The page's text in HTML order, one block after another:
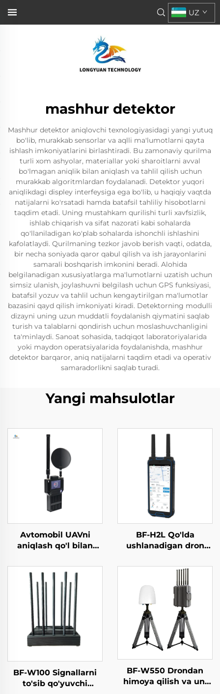
UZ
mashhur detektor
Mashhur detektor aniqlovchi texnologiyasidagi yangi yutuq
bo'lib, murakkab sensorlar va aqlli ma'lumotlarni qayta
ishlash imkoniyatlarini birlashtiradi. Bu zamonaviy qurilma
turli xom ashyolar, materiallar yoki sharoitlarni avval
bo'lmagan aniqlik bilan aniqlash va tahlil qilish uchun
murakkab algoritmlardan foydalanadi. Detektor yuqori
aniqlikdagi displey interfeysiga ega bo'lib, u haqiqiy vaqtda
natijalarni ko'rsatadi hamda batafsil tahliliy hisobotlarni
taqdim etadi. Uning mustahkam qurilishi turli xavfsizlik,
ishlab chiqarish va sifat nazorati kabi sohalarda
qo'llaniladigan ko'plab sohalarda ishonchli ishlashini
kafolatlaydi. Qurilmaning tezkor javob berish vaqti, odatda,
bir necha soniyada qaror qabul qilish va ish jarayonlarini
samarali boshqarish imkonini beradi. Alohida
belgilanadigan xususiyatlarga ma'lumotlarni uzatish uchun
simsiz ulanish, joylashuvni belgilash uchun GPS funksiyasi,
batafsil yozuv va tahlil uchun kengaytirilgan ma'lumotlar
bazasini qayd qilish imkoniyati kiradi. Detektorning modulli
dizayni uning uzun muddatli foydalanish qiymatini saqlab
turish va talablarni qondirish uchun moslashuvchanligini
ta'minlaydi. Sanoat sohasida, tadqiqot laboratoriyalarida
yoki maydon operatsiyalarida foydalanishda, mashhur
detektor barqaror, aniq natijalarni taqdim etadi va operativ
samaradorlikni saqlab turadi.
Yangi mahsulotlar
Avtomobil UAVni
aniqlash qo'l bilan
perimetr xavfsizlik
yechimlari dronlarga
qarshi FPV uchun
portativ uzun masofali
signallarni aniqlash
asbobi
BF-H2L Qo'lda
ushlanadigan dron
BF-W100 Signallarni
to'sib qo'yuvchi
BF-W550 Drondan
himoya qilish va uni